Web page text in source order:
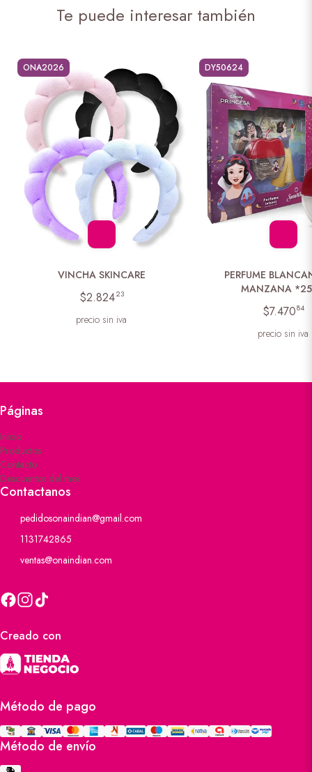
Te puede interesar también
ONA2026
VINCHA SKINCARE
$2.82423
precio sin iva
DY50624
PERFUME
MANZANA
$7.47084
precio sin iva
Páginas
Inicio
Productos
Contacto
Descuentos del mes
Contactanos
pedidosonaindian@gmail.com
1131742865
ventas@onaindian.com
Creado con
Método de pago
Método de envío